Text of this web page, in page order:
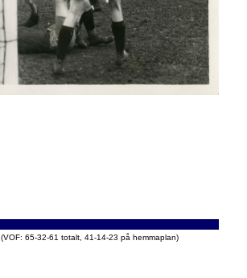
(VOF: 65-32-61 totalt, 41-14-23 på hemmaplan)